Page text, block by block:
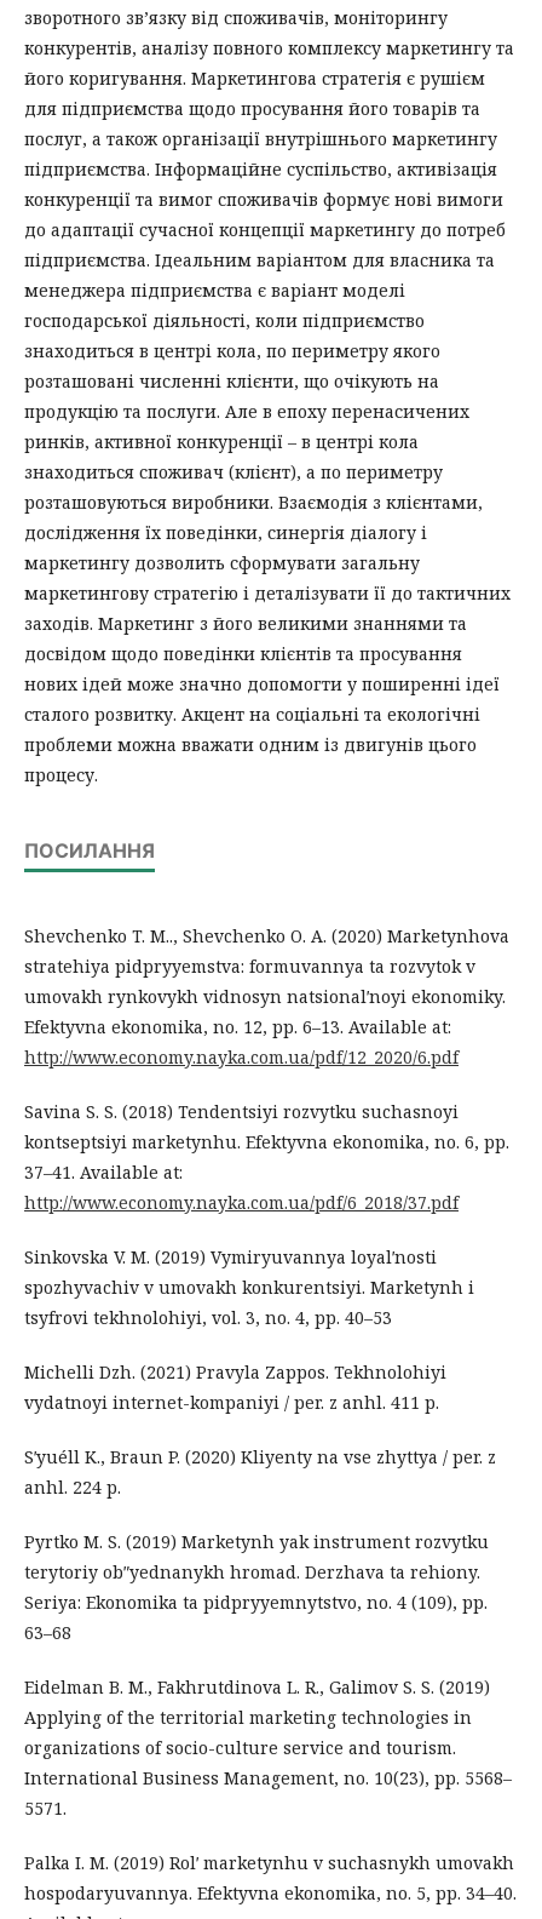
зворотного зв’язку від споживачів, моніторингу
конкурентів, аналізу повного комплексу маркетингу та
його коригування. Маркетингова стратегія є рушієм
для підприємства щодо просування його товарів та
послуг, а також організації внутрішнього маркетингу
підприємства. Інформаційне суспільство, активізація
конкуренції та вимог споживачів формує нові вимоги
до адаптації сучасної концепції маркетингу до потреб
підприємства. Ідеальним варіантом для власника та
менеджера підприємства є варіант моделі
господарської діяльності, коли підприємство
знаходиться в центрі кола, по периметру якого
розташовані численні клієнти, що очікують на
продукцію та послуги. Але в епоху перенасичених
ринків, активної конкуренції – в центрі кола
знаходиться споживач (клієнт), а по периметру
розташовуються виробники. Взаємодія з клієнтами,
дослідження їх поведінки, синергія діалогу і
маркетингу дозволить сформувати загальну
маркетингову стратегію і деталізувати її до тактичних
заходів. Маркетинг з його великими знаннями та
досвідом щодо поведінки клієнтів та просування
нових ідей може значно допомогти у поширенні ідеї
сталого розвитку. Акцент на соціальні та екологічні
проблеми можна вважати одним із двигунів цього
процесу.
ПОСИЛАННЯ
Shevchenko T. M.., Shevchenko O. A. (2020) Marketynhova
stratehiya pidpryyemstva: formuvannya ta rozvytok v
umovakh rynkovykh vidnosyn natsionalʹnoyi ekonomiky.
Efektyvna ekonomika, no. 12, pp. 6–13. Available at:
http://www.economy.nayka.com.ua/pdf/12_2020/6.pdf
Savina S. S. (2018) Tendentsiyi rozvytku suchasnoyi
kontseptsiyi marketynhu. Efektyvna ekonomika, no. 6, pp.
37–41. Available at:
http://www.economy.nayka.com.ua/pdf/6_2018/37.pdf
Sinkovska V. M. (2019) Vymiryuvannya loyalʹnosti
spozhyvachiv v umovakh konkurentsiyi. Marketynh i
tsyfrovi tekhnolohiyi, vol. 3, no. 4, pp. 40–53
Michelli Dzh. (2021) Pravyla Zappos. Tekhnolohiyi
vydatnoyi internet-kompaniyi / per. z anhl. 411 p.
Sʹyuéll K., Braun P. (2020) Kliyenty na vse zhyttya / per. z
anhl. 224 p.
Pyrtko M. S. (2019) Marketynh yak instrument rozvytku
terytoriy obʺyednanykh hromad. Derzhava ta rehiony.
Seriya: Ekonomika ta pidpryyemnytstvo, no. 4 (109), pp.
63–68
Eidelman B. M., Fakhrutdinova L. R., Galimov S. S. (2019)
Applying of the territorial marketing technologies in
organizations of socio-culture service and tourism.
International Business Management, no. 10(23), pp. 5568–
5571.
Palka I. M. (2019) Rolʹ marketynhu v suchasnykh umovakh
hospodaryuvannya. Efektyvna ekonomika, no. 5, pp. 34–40.